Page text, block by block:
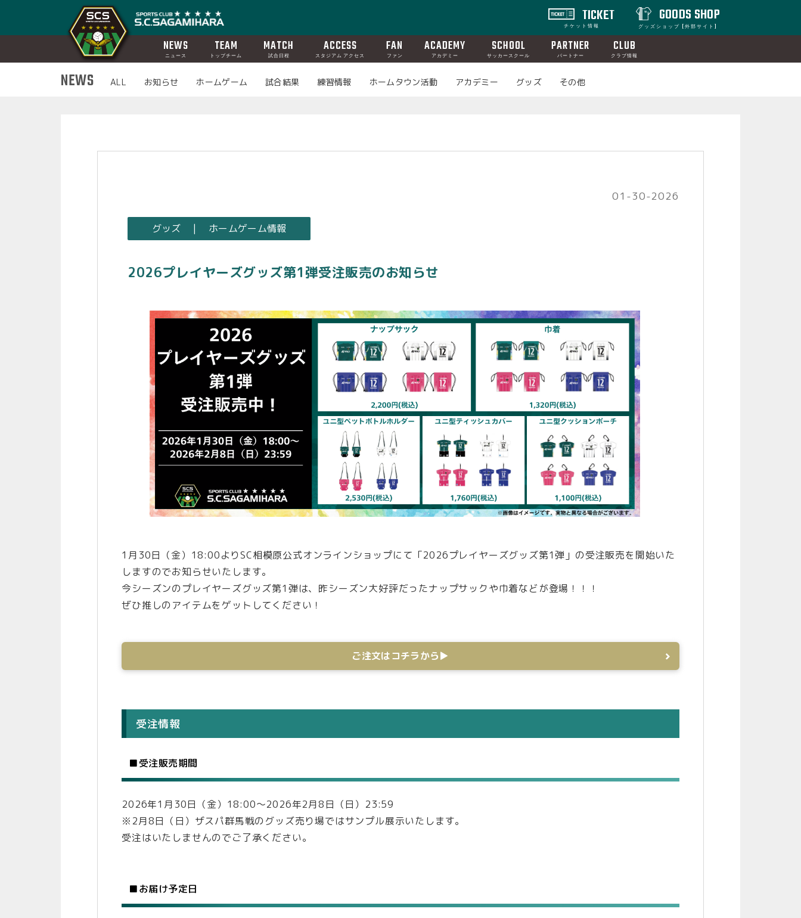
TICKET
チケット情報
GOODS SHOP
グッズショップ [外部サイト]
NEWS
ニュース
TEAM
トップチーム
MATCH
試合日程
ACCESS
スタジアム アクセス
FAN
ファン
ACADEMY
アカデミー
SCHOOL
サッカースクール
PARTNER
パートナー
CLUB
クラブ情報
NEWS ALL お知らせ ホームゲーム 試合結果 練習情報 ホームタウン活動 アカデミー グッズ その他
01-30-2026
グッズ | ホームゲーム情報
2026プレイヤーズグッズ第1弾受注販売のお知らせ
1月30日（金）18:00よりSC相模原公式オンラインショップにて「2026プレイヤーズグッズ第1弾」の受注販売を開始いた
しますのでお知らせいたします。
今シーズンのプレイヤーズグッズ第1弾は、昨シーズン大好評だったナップサックや巾着などが登場！！！
ぜひ推しのアイテムをゲットしてください！
ご注文はコチラから▶
受注情報
■受注販売期間
2026年1月30日（金）18:00～2026年2月8日（日）23:59
※2月8日（日）ザスパ群馬戦のグッズ売り場ではサンプル展示いたします。
受注はいたしませんのでご了承ください。
■お届け予定日